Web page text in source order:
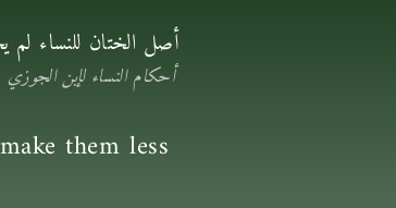
أصل الختان للنساء
أحكام النساء لإبن الجوزي
them less